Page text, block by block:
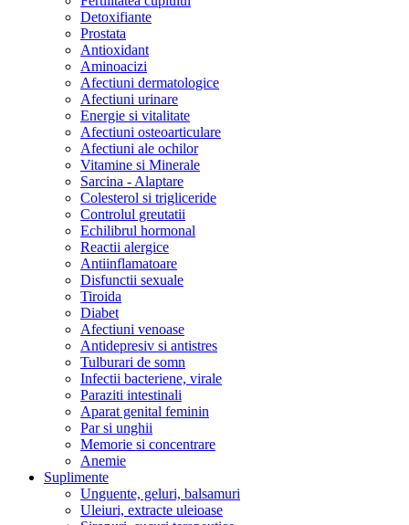
Detoxifiante
Prostata
Antioxidant
Aminoacizi
Afectiuni dermatologice
Afectiuni urinare
Energie si vitalitate
Afectiuni osteoarticulare
Afectiuni ale ochilor
Vitamine si Minerale
Sarcina - Alaptare
Colesterol si trigliceride
Controlul greutatii
Echilibrul hormonal
Reactii alergice
Antiinflamatoare
Disfunctii sexuale
Tiroida
Diabet
Afectiuni venoase
Antidepresiv si antistres
Tulburari de somn
Infectii bacteriene, virale
Paraziti intestinali
Aparat genital feminin
Par si unghii
Memorie si concentrare
Anemie
Suplimente
Unguente, geluri, balsamuri
Uleiuri, extracte uleioase